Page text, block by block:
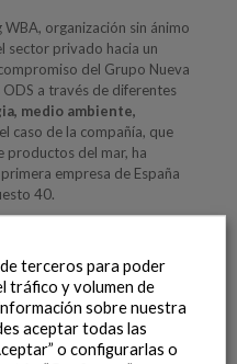
organización sin ánimo
sector privado hacia un
del Grupo Nueva
a través de diferentes
medio ambiente,
caso de la compañía, que
productos del mar, ha
empresa de España
40.
reconocidos como la
Como empresa del sector
responsabilidad con el
ambiente, por lo que
en 18 países alineadas con
terceros para poder
tráfico y volumen de
sobre nuestra
aceptar todas las
o configurarlas o